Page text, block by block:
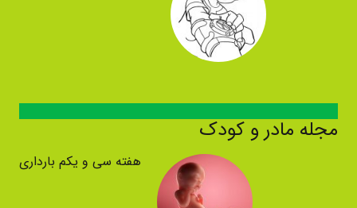
مجله مادر و کودک
هفته سی و یکم بارداری